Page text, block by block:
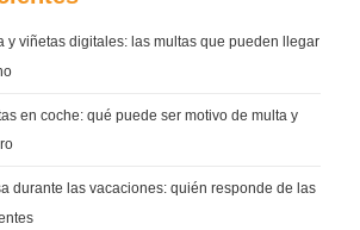
y viñetas digitales: las multas que pueden llegar
en coche: qué puede ser motivo de multa y
durante las vacaciones: quién responde de las